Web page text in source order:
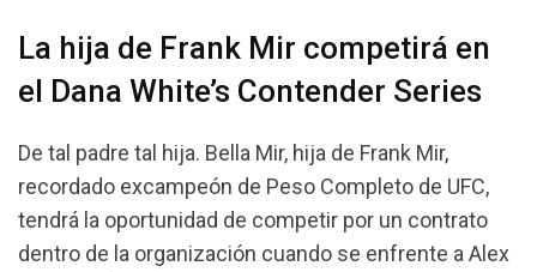
La hija de Frank Mir competirá en
el Dana White’s Contender Series
De tal padre tal hija. Bella Mir, hija de Frank Mir,
recordado excampeón de Peso Completo de UFC,
tendrá la oportunidad de competir por un contrato
dentro de la organización cuando se enfrente a Alex